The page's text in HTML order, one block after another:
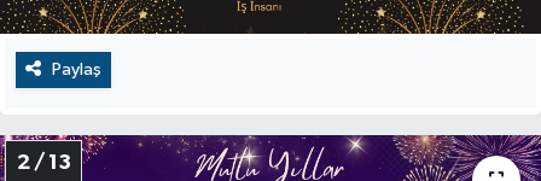
Paylaş
2 / 13